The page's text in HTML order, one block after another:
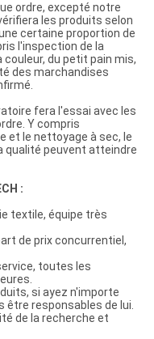
ordre, excepté notre
les produits selon
certaine proportion de
l'inspection de la
couleur, du petit pain mis,
des marchandises
fera l'essai avec les
Y compris
et le nettoyage à sec, le
qualité peuvent atteindre
:
textile, équipe très
de prix concurrentiel,
toutes les
si ayez n'importe
être responsables de lui.
de la recherche et